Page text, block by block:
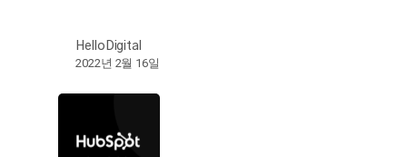
HelloDigital
2022년 2월 16일